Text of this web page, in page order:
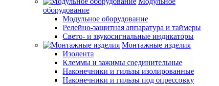
оборудование
Модульное оборудование
Релейно-защитная аппаратура и таймеры
Свето- и звукосигнальные индикаторы
Монтажные изделия
Изолента
Клеммы и зажимы соединительные
Наконечники и гильзы изолированные
Наконечники и гильзы под опрессовку